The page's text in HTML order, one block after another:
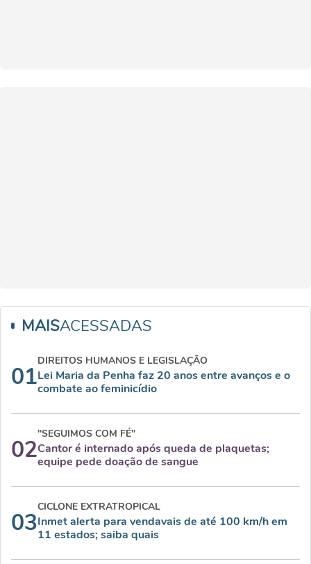
MAISACESSADAS
01
DIREITOS HUMANOS E LEGISLAÇÃO
Lei Maria da Penha faz 20 anos entre avanços e o
combate ao feminicídio
02
"SEGUIMOS COM FÉ"
Cantor é internado após queda de plaquetas;
equipe pede doação de sangue
03
CICLONE EXTRATROPICAL
Inmet alerta para vendavais de até 100 km/h em
11 estados; saiba quais